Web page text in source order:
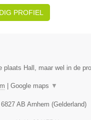
PROFIEL
plaats Hall, maar wel in de
Google maps ▼
6827 AB Arnhem (Gelderland)